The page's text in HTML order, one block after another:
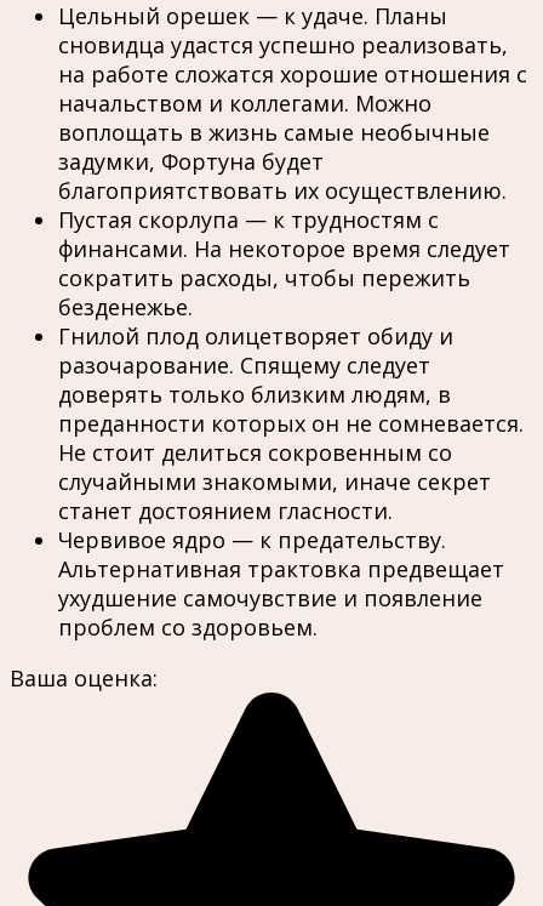
Цельный орешек — к удаче. Планы
сновидца удастся успешно реализовать,
на работе сложатся хорошие отношения с
начальством и коллегами. Можно
воплощать в жизнь самые необычные
задумки, Фортуна будет
благоприятствовать их осуществлению.
Пустая скорлупа — к трудностям с
финансами. На некоторое время следует
сократить расходы, чтобы пережить
безденежье.
Гнилой плод олицетворяет обиду и
разочарование. Спящему следует
доверять только близким людям, в
преданности которых он не сомневается.
Не стоит делиться сокровенным со
случайными знакомыми, иначе секрет
станет достоянием гласности.
Червивое ядро — к предательству.
Альтернативная трактовка предвещает
ухудшение самочувствие и появление
проблем со здоровьем.
Ваша оценка: